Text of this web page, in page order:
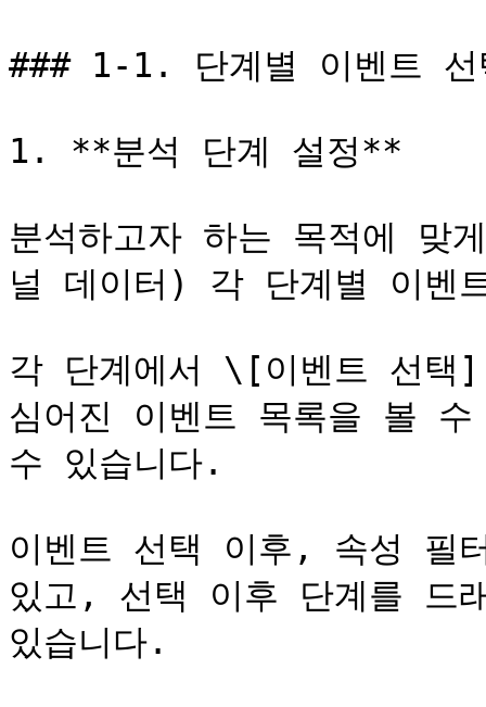
### 1-1. 단계별 이벤트
1. **분석 단계 설정**
분석하고자 하는 목적에
널 데이터) 각 단계별 이벤
각 단계에서 \[이벤트 선택
심어진 이벤트 목록을 볼
수 있습니다.
이벤트 선택 이후, 속성 필
있고, 선택 이후 단계를 드
있습니다.